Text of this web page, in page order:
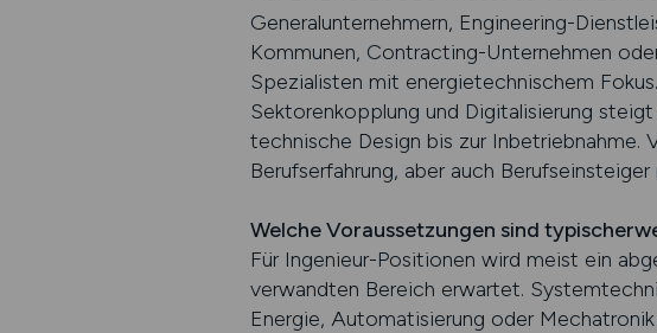
Generalunternehmern, Engineering-
Kommunen, Contracting-Unternehmen
Spezialisten mit energietechnischem
Sektorenkopplung und Digitalisierung
technische Design bis zur Inbetriebnahme.
Berufserfahrung, aber auch
Welche Voraussetzungen sind
Für Ingenieur-Positionen wird meist ein
verwandten Bereich erwartet.
Energie, Automatisierung oder